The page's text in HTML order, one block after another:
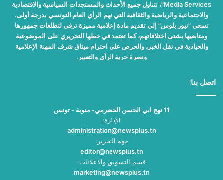
Media Services"، تتناول جميع الأحداث والمستجدات السياسية والاقتصادية
والاجتماعية والرياضية والثقافية التي تهم الرأي العام التونسي بدرجة أولى.
تسعى "نيوز بلوس" إلى تقديم مادة إعلامية مميزة ترقى لتطلعات جمهورها
ومتابعيها بشتى اختلافاتهم، كما تعتمد في خطها التحريري على الموضوعية
والحيادية في نقل الخبر، والحرص على احترام ميثاق شرف المهنة الإعلامية
ونصرة حرية الرأي والتعبير.
اتصل بنا:
11 نهج ابي الحسن الحضرمي- منوبة - تونس
الإدارة:
administration@newsplus.tn
جهة التحرير:
editor@newsplus.tn
قسم التسويق والاعلانات:
marketing@newsplus.tn